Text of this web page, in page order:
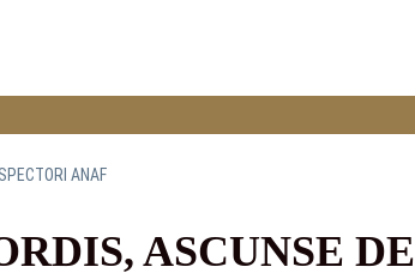
ANAF
ASCUNSE DE